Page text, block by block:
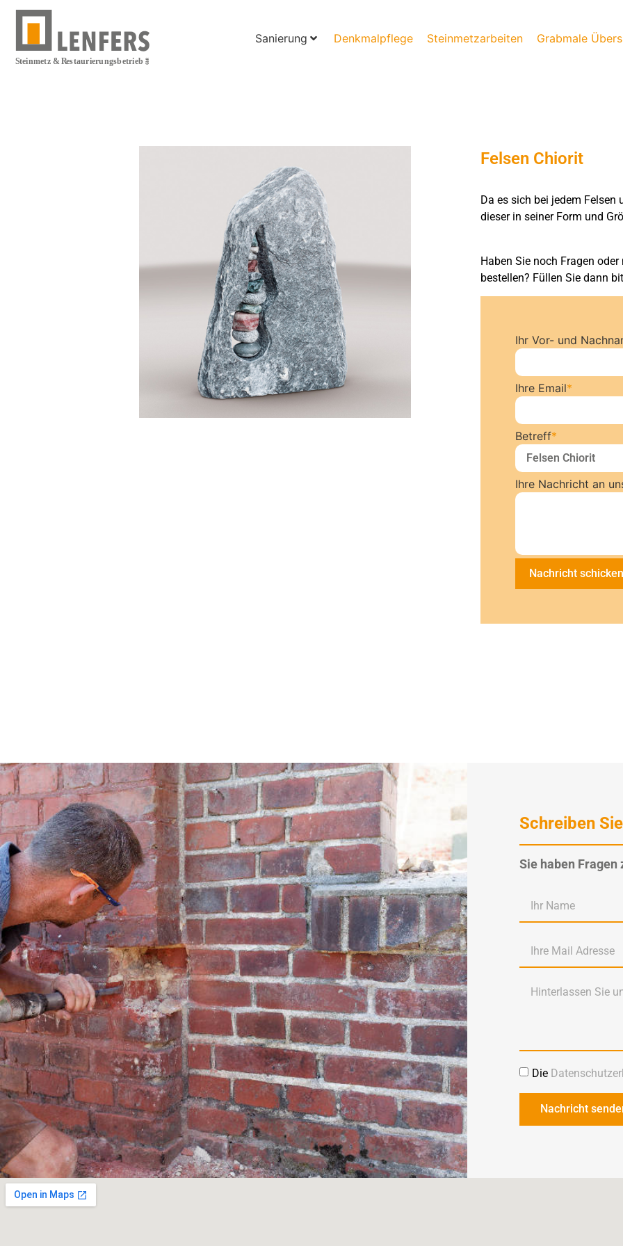
Sanierung Denkmalpflege Steinmetzarbeiten Grabmale
Felsen Chiorit
Da es sich bei jedem Felsen
dieser in seiner Form und
Haben Sie noch Fragen
bestellen? Füllen Sie dann
Ihr Vor- und
Ihre Email*
Betreff*
Ihre Nachricht an
Nachricht schicken
Schreiben
Sie haben Fragen
Die
Nachricht